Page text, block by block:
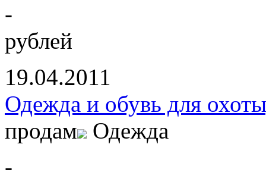
-
рублей
19.04.2011
Одежда и обувь для
продам
Одежда
-